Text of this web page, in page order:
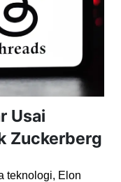
Usai
Zuckerberg
teknologi, Elon